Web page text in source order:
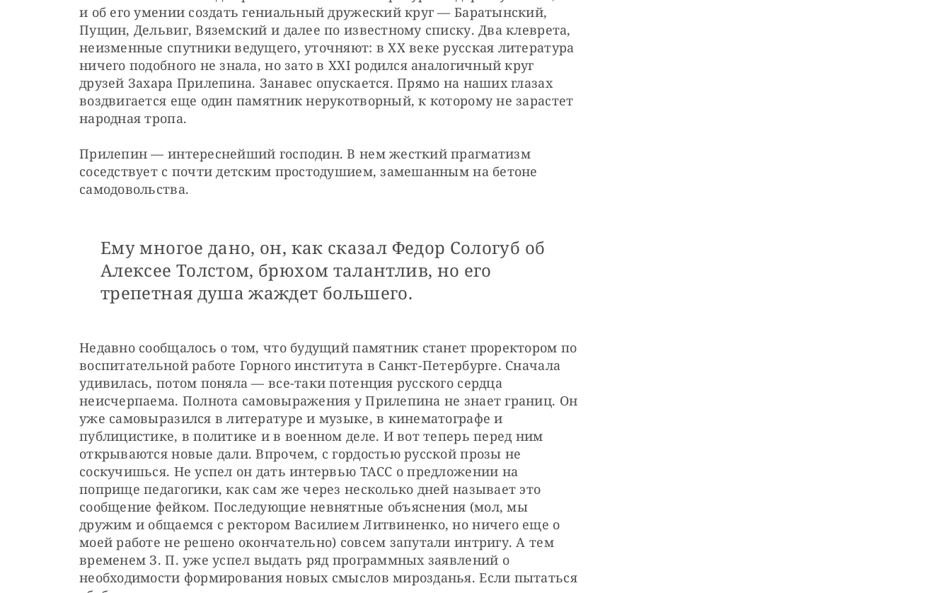
и об его умении создать гениальный дружеский круг — Баратынский,
Пущин, Дельвиг, Вяземский и далее по известному списку. Два клеврета,
неизменные спутники ведущего, уточняют: в ХХ веке русская литература
ничего подобного не знала, но зато в ХХI родился аналогичный круг
друзей Захара Прилепина. Занавес опускается. Прямо на наших глазах
воздвигается еще один памятник нерукотворный, к которому не зарастет
народная тропа.
Прилепин — интереснейший господин. В нем жесткий прагматизм
соседствует с почти детским простодушием, замешанным на бетоне
самодовольства.
Ему многое дано, он, как сказал Федор Сологуб об
Алексее Толстом, брюхом талантлив, но его
трепетная душа жаждет большего.
Недавно сообщалось о том, что будущий памятник станет проректором по
воспитательной работе Горного института в Санкт-Петербурге. Сначала
удивилась, потом поняла — все-таки потенция русского сердца
неисчерпаема. Полнота самовыражения у Прилепина не знает границ. Он
уже самовыразился в литературе и музыке, в кинематографе и
публицистике, в политике и в военном деле. И вот теперь перед ним
открываются новые дали. Впрочем, с гордостью русской прозы не
соскучишься. Не успел он дать интервью ТАСС о предложении на
поприще педагогики, как сам же через несколько дней называет это
сообщение фейком. Последующие невнятные объяснения (мол, мы
дружим и общаемся с ректором Василием Литвиненко, но ничего еще о
моей работе не решено окончательно) совсем запутали интригу. А тем
временем З. П. уже успел выдать ряд программных заявлений о
необходимости формирования новых смыслов мирозданья. Если пытаться